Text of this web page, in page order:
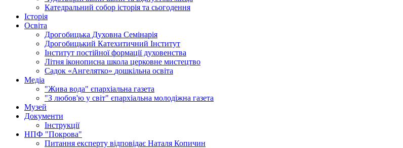
Катедральний собор історія та сьогодення
Історія
Освіта
Дрогобицька Духовна Семінарія
Дрогобицький Катехитичний Інститут
Інститут постійної формації духовенства
Літня іконописна школа церковне мистецтво
Садок «Ангелятко» дошкільна освіта
Медіа
"Жива вода" єпархіальна газета
"З любов'ю у світ" єпархіальна молодіжна газета
Музей
Документи
Інструкції
НПФ "Покрова"
Питання експерту відповідає Наталя Копичин